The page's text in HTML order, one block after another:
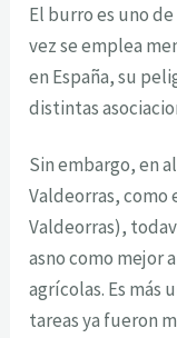
El burro es uno
vez se emplea
en España, su
distintas
Sin embargo, en
Valdeorras, como
Valdeorras),
asno como mejor
agrícolas. Es más
tareas ya fueron